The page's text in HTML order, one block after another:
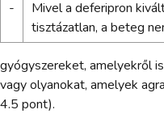
-
Mivel a deferipron
tisztázatlan, a beteg
gyógyszereket, amelyekről
vagy olyanokat, amelyek
4.5 pont).